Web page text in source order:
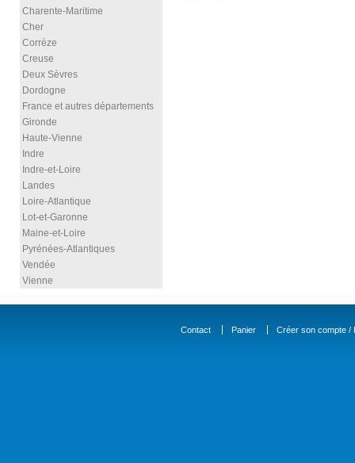
Charente-Maritime
Cher
Corrèze
Creuse
Deux Sèvres
Dordogne
France et autres départements
Gironde
Haute-Vienne
Indre
Indre-et-Loire
Landes
Loire-Atlantique
Lot-et-Garonne
Maine-et-Loire
Pyrénées-Atlantiques
Vendée
Vienne
Contact Panier Créer son compte /